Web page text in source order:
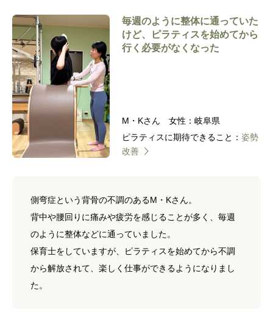
毎週のように整体に通っていた
けど、ピラティスを始めてから
行く必要がなくなった
M・Kさん 女性：岐阜県
ピラティスに期待できること： 姿勢
改善
側弯症という背骨の不調のあるM・Kさん。
背中や腰回りに痛みや疲労を感じることが多く、毎週
のように整体などに通っていました。
保育士をしていますが、ピラティスを始めてから不調
から解放されて、楽しく仕事ができるようになりまし
た。